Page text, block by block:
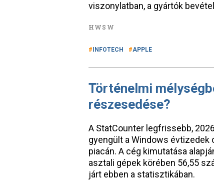
viszonylatban, a gyártók
HWSW
INFOTECH APPLE
Történelmi
részesedése?
A StatCounter legfrissebb,
gyengült a Windows
piacán. A cég kimutatása
asztali gépek körében 56,55
járt ebben a statisztikában.